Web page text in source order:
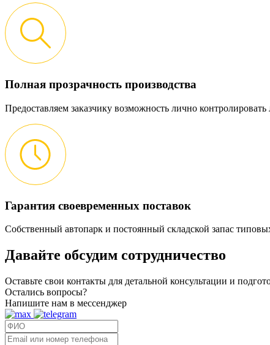
Полная прозрачность производства
Предоставляем заказчику возможность лично
Гарантия своевременных поставок
Собственный автопарк и постоянный складской запас
Давайте обсудим сотрудничество
Оставьте свои контакты для детальной консультации и
Остались вопросы?
Напишите нам в мессенджер